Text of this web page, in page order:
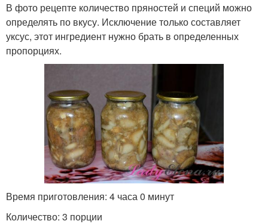
В фото рецепте количество пряностей и специй можно
определять по вкусу. Исключение только составляет
уксус, этот ингредиент нужно брать в определенных
пропорциях.
Время приготовления: 4 часа 0 минут
Количество: 3 порции